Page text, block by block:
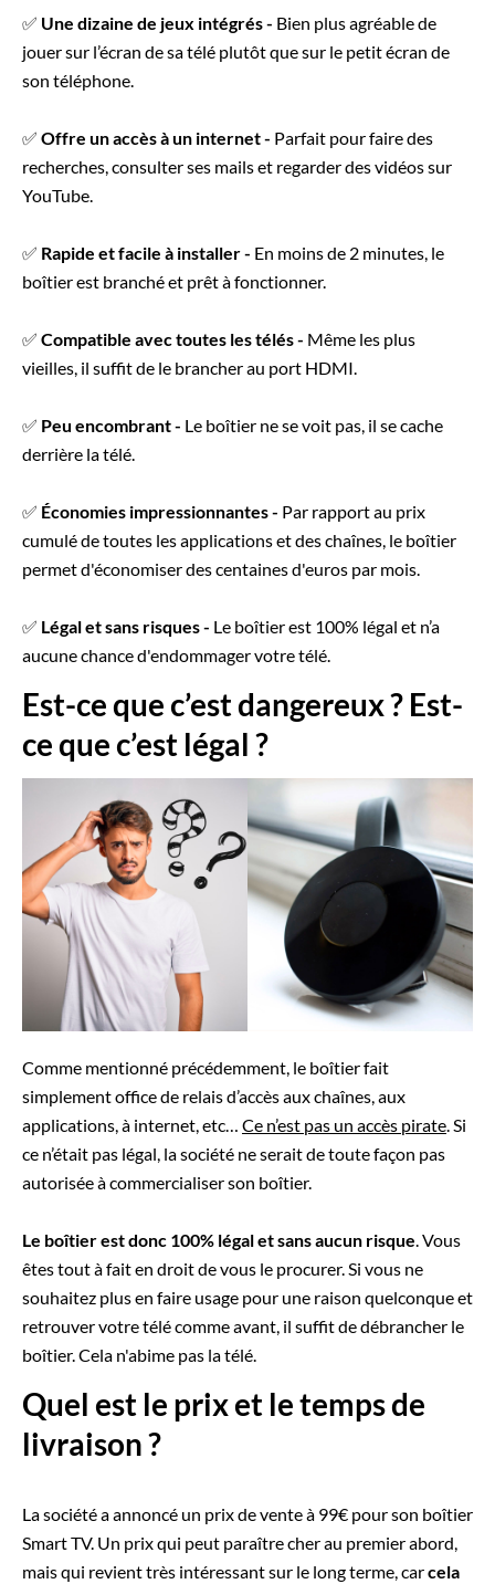
✅ Une dizaine de jeux intégrés - Bien plus agréable de
jouer sur l’écran de sa télé plutôt que sur le petit écran de
son téléphone.
✅ Offre un accès à un internet - Parfait pour faire des
recherches, consulter ses mails et regarder des vidéos sur
YouTube.
✅ Rapide et facile à installer - En moins de 2 minutes, le
boîtier est branché et prêt à fonctionner.
✅ Compatible avec toutes les télés - Même les plus
vieilles, il suffit de le brancher au port HDMI.
✅ Peu encombrant - Le boîtier ne se voit pas, il se cache
derrière la télé.
✅ Économies impressionnantes - Par rapport au prix
cumulé de toutes les applications et des chaînes, le boîtier
permet d'économiser des centaines d'euros par mois.
✅ Légal et sans risques - Le boîtier est 100% légal et n’a
aucune chance d'endommager votre télé.
Est-ce que c’est dangereux ? Est-
ce que c’est légal ?
Comme mentionné précédemment, le boîtier fait
simplement office de relais d’accès aux chaînes, aux
applications, à internet, etc… Ce n’est pas un accès pirate . Si
ce n’était pas légal, la société ne serait de toute façon pas
autorisée à commercialiser son boîtier.
Le boîtier est donc 100% légal et sans aucun risque . Vous
êtes tout à fait en droit de vous le procurer. Si vous ne
souhaitez plus en faire usage pour une raison quelconque et
retrouver votre télé comme avant, il suffit de débrancher le
boîtier. Cela n'abime pas la télé.
Quel est le prix et le temps de
livraison ?
La société a annoncé un prix de vente à 99€ pour son boîtier
Smart TV. Un prix qui peut paraître cher au premier abord,
mais qui revient très intéressant sur le long terme, carcela